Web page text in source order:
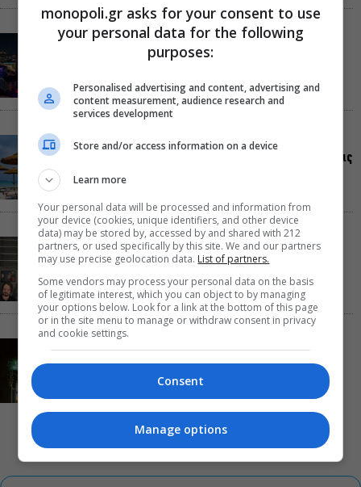
Μουσική Τεχνόπολη 2026: Η συναυλιακή σεζόν
κορυφώνεται τον Σεπτέμβριο
Τουλάχιστον 1.500 έλεγχοι σε 300 παραλίες –
Πρόστιμα έως 73.000€ για αυθαίρετες καταλήψεις
Μια μικρή παρηγοριά: Πέντε διηγήματα του
Ρέυμοντ Κάρβερ γίνονται παράσταση στο studio
Ραντεβού στα Σινεμά #6: Κάρμεν, εκεί όπου η
γειτονιά δίνει σινεφίλ ραντεβού
monopoli.gr asks for your consent to use
your personal data for the following
purposes:
Personalised advertising and content, advertising and
content measurement, audience research and
services development
Store and/or access information on a device
Learn more
Your personal data will be processed and information from
your device (cookies, unique identifiers, and other device
data) may be stored by, accessed by and shared with 212
partners, or used specifically by this site. We and our partners
may use precise geolocation data. List of partners.
Some vendors may process your personal data on the basis
of legitimate interest, which you can object to by managing
your options below. Look for a link at the bottom of this page
or in the site menu to manage or withdraw consent in privacy
and cookie settings.
Consent
Manage options